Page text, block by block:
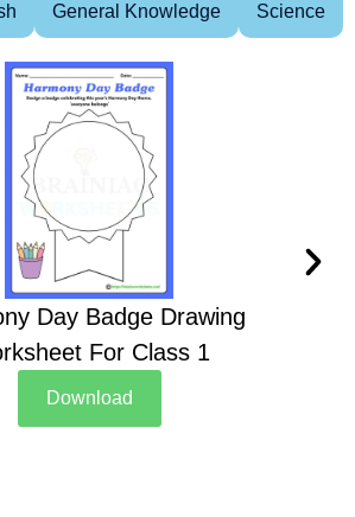
General Knowledge Science
Day Badge Drawing
For Class 1
Download